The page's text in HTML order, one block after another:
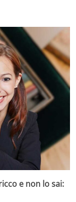
e non lo sai: